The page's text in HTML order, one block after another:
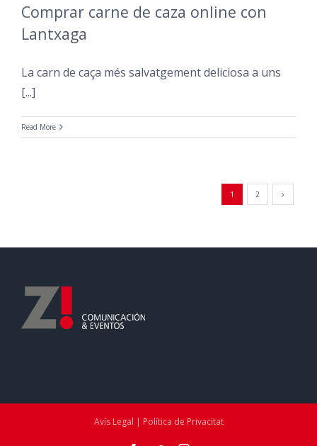
Comprar carne de caza online con
Lantxaga
La carn de caça més salvatgement deliciosa a uns
[...]
Read More
1 2
Avís Legal | Política de Privacitat